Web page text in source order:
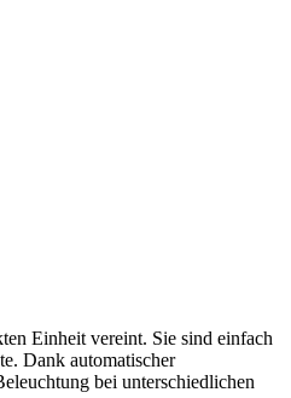
Einheit vereint. Sie sind einfach
Dank automatischer
bei unterschiedlichen